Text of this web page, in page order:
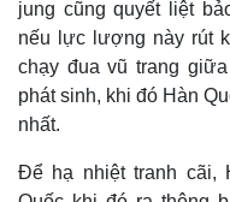
jung cũng quyết liệt
nếu lực lượng này rút
chạy đua vũ trang
phát sinh, khi đó Hàn
nhất.
Để hạ nhiệt tranh cãi,